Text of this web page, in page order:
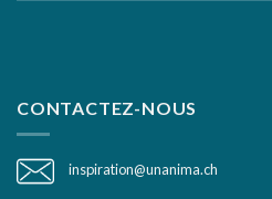
CONTACTEZ-NOUS
inspiration@unanima.ch